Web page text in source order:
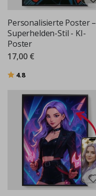
Personalisierte Poster –
Superhelden-Stil - KI-
Poster
17,00 €
Bewertung:
4.8von 5 Sternen